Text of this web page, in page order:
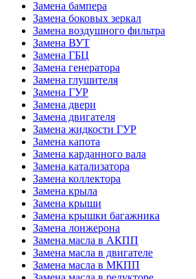
Замена бампера
Замена боковых зеркал
Замена воздушного фильтра
Замена ВУТ
Замена ГБЦ
Замена генератора
Замена глушителя
Замена ГУР
Замена двери
Замена двигателя
Замена жидкости ГУР
Замена капота
Замена карданного вала
Замена катализатора
Замена коллектора
Замена крыла
Замена крыши
Замена крышки багажника
Замена лонжерона
Замена масла в АКПП
Замена масла в двигателе
Замена масла в МКПП